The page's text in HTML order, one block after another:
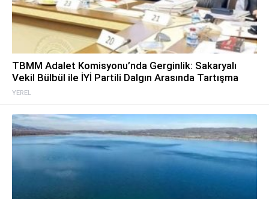
YEREL
TBMM Adalet Komisyonu’nda Gerginlik: Sakaryalı
Vekil Bülbül ile İYİ Partili Dalgın Arasında Tartışma